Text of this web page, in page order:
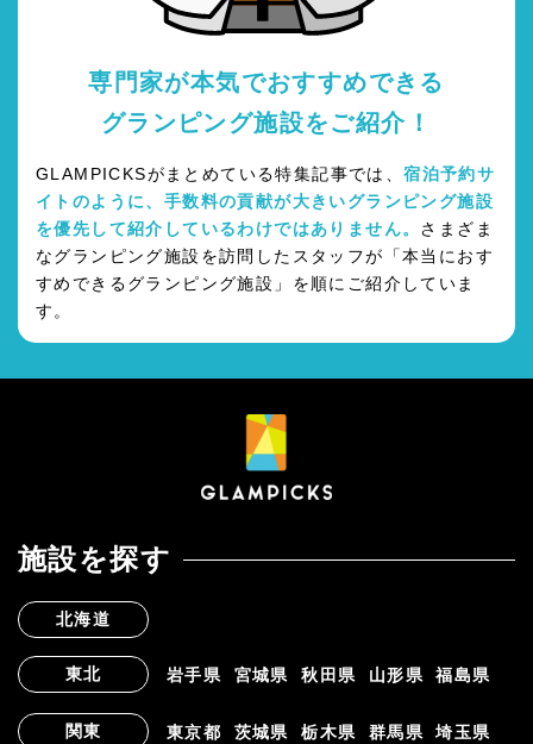
専門家が本気でおすすめできる
グランピング施設をご紹介！
GLAMPICKSがまとめている特集記事では、宿泊予約サ
イトのように、手数料の貢献が大きいグランピング施設
を優先して紹介しているわけではありません。 さまざま
なグランピング施設を訪問したスタッフが「本当におす
すめできるグランピング施設」を順にご紹介していま
す。
施設を探す
北海道
東北 岩手県 宮城県 秋田県 山形県 福島県
関東 東京都 茨城県 栃木県 群馬県 埼玉県